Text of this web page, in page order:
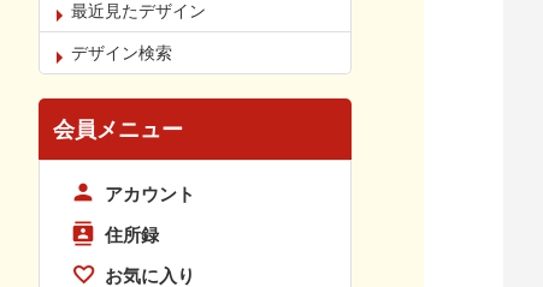
最近見たデザイン
デザイン検索
会員メニュー
アカウント
住所録
お気に入り